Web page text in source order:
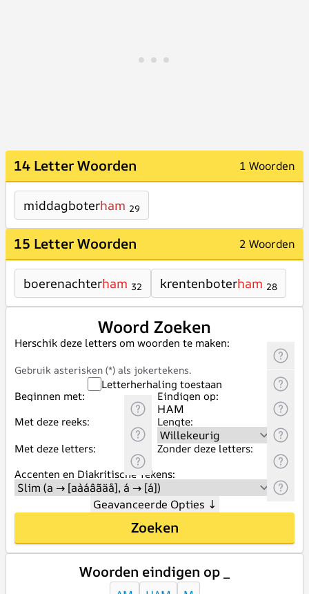
14 Letter Woorden 1 Woorden
middagboterham 29
15 Letter Woorden 2 Woorden
boerenachterham 32 krentenboterham 28
Woord Zoeken
Herschik deze letters om woorden te maken:
Gebruik asterisken (*) als jokertekens.
Letterherhaling toestaan
Beginnen met:
Eindigen op:
Met deze reeks:
Lengte:
Met deze letters:
Zonder deze letters:
Accenten en Diakritische Tekens:
Geavanceerde Opties ↓
Zoeken
Woorden eindigen op _